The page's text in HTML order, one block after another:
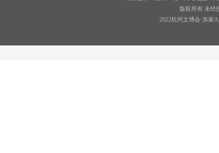
版权所有 未经
2022杭州文博会·东家